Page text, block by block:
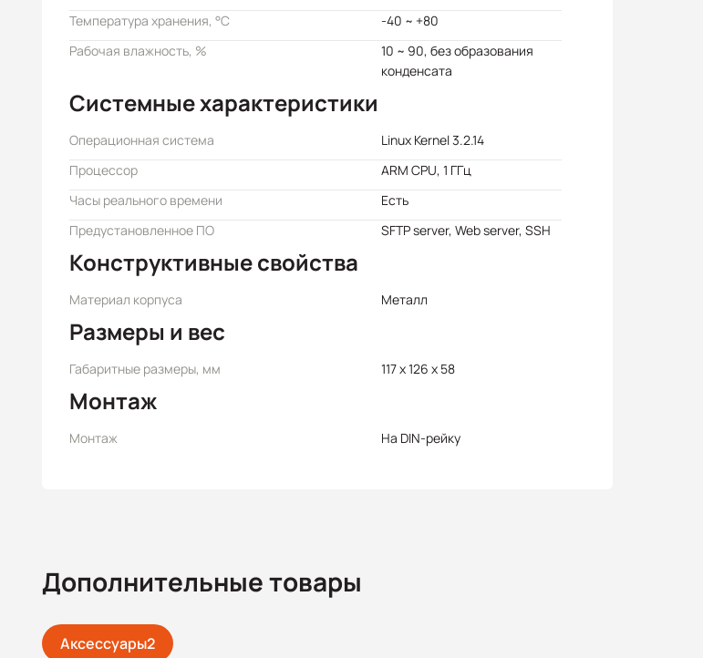
Температура хранения, °C
-40 ~ +80
Рабочая влажность, %
10 ~ 90, без образования
конденсата
Системные характеристики
Операционная система
Linux Kernel 3.2.14
Процессор
ARM CPU, 1 ГГц
Часы реального времени
Есть
Предустановленное ПО
SFTP server, Web server, SSH
Конструктивные свойства
Материал корпуса Металл
Размеры и вес
Габаритные размеры, мм 117 x 126 x 58
Монтаж
Монтаж На DIN-рейку
Дополнительные товары
Аксессуары2